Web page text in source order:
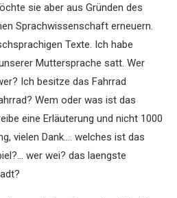
sie aber aus Gründen des
Sprachwissenschaft erneuern.
Texte. Ich habe
Muttersprache satt. Wer
Ich besitze das Fahrrad
Wem oder was ist das
eine Erläuterung und nicht 1000
vielen Dank…. welches ist das
wer wei? das laengste